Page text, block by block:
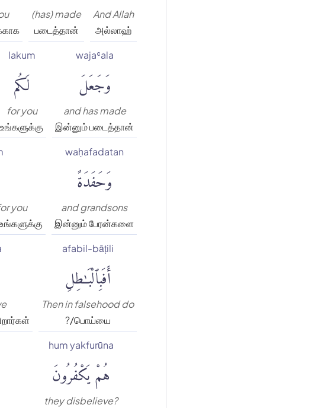
And Allah
அல்லாஹ்
(has) made
படைத்தான்
wajaʿala
وَجَعَلَ
and has made
இன்னும் படைத்தான்
lakum
لَكُم
for you
உங்களுக்கு
waḥafadatan
وَحَفَدَةً
and grandsons
இன்னும் பேரன்களை
you
afabil-bāṭili
أَفَبِٱلْبَٰطِلِ
Then in falsehood do
?/பொய்யை
hum yakfurūna
هُمْ يَكْفُرُونَ
they disbelieve?